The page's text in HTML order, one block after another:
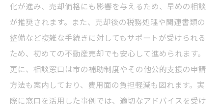
化が進み、売却価格にも影響を与えるため、早めの相談
が推奨されます。また、売却後の税務処理や関連書類の
整備など複雑な手続きに対してもサポートが受けられる
ため、初めての不動産売却でも安心して進められます。
更に、相談窓口は市の補助制度やその他公的支援の申請
方法も案内しており、費用面の負担軽減も図れます。実
際に窓口を活用した事例では、適切なアドバイスを受け